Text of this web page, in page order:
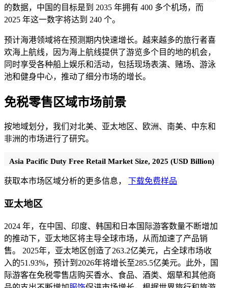
的数据，中国的目标是到 2035 年拥有 400 多个机场，而
2025 年这一数字将达到 240 个。
预计海港领域将在预测期内快速增长。越来越多的旅行者喜
欢海上航线，因为海上航线提供了游览多个目的地的机会，
同时享受各种船上娱乐和活动，包括现场表演、赌场、游泳
池和健身中心，推动了细分市场的增长。
免税零售区域市场前景
按地域划分，我们对北美、亚太地区、欧洲、南美、中东和
非洲的市场进行了研究。
Asia Pacific Duty Free Retail Market Size, 2025 (USD Billion)
获取本市场区域分析的更多信息， 下载免费样品
亚太地区
2024 年，在中国、印度、韩国和日本国际游客数量不断增加
的推动下，亚太地区将主导全球市场，从而加速了产品销
售。 2025年，亚太地区创造了263.2亿美元，占全球市场收
入的51.93%，预计到2026年将增长至285.5亿美元。此外，国
际游客在免税零售店购买香水、食品、酒类、烟草和其他商